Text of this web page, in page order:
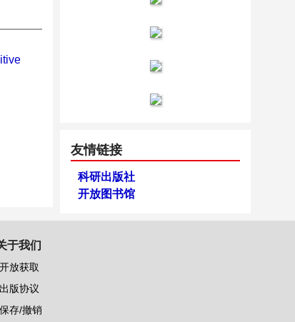
友情链接
科研出版社
开放图书馆
于我们
开放获取
出版协议
保存/撤销